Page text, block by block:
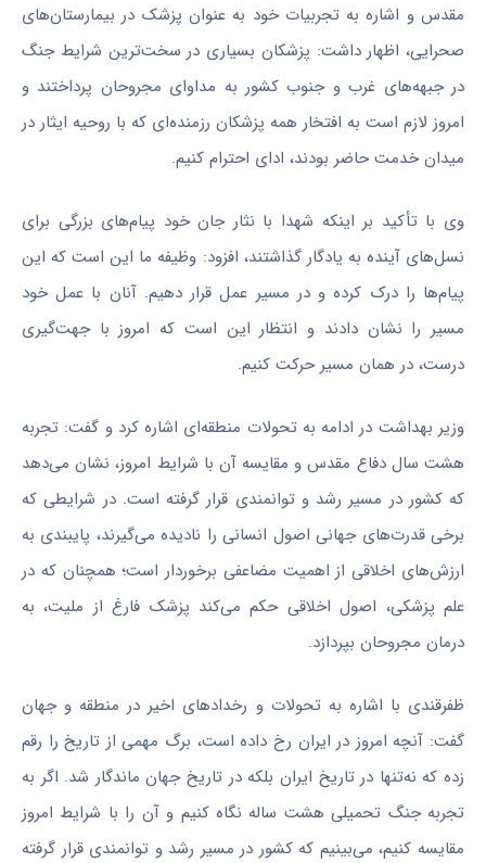
مقدس و اشاره به تجربیات خود به عنوان پزشک در بیمارستان‌های
صحرایی، اظهار داشت: پزشکان بسیاری در سخت‌ترین شرایط جنگ
در جبهه‌های غرب و جنوب کشور به مداوای مجروحان پرداختند و
امروز لازم است به افتخار همه پزشکان رزمنده‌ای که با روحیه ایثار در
میدان خدمت حاضر بودند، ادای احترام کنیم.
وی با تأکید بر اینکه شهدا با نثار جان خود پیام‌های بزرگی برای
نسل‌های آینده به یادگار گذاشتند، افزود: وظیفه ما این است که این
پیام‌ها را درک کرده و در مسیر عمل قرار دهیم. آنان با عمل خود
مسیر را نشان دادند و انتظار این است که امروز با جهت‌گیری
درست، در همان مسیر حرکت کنیم.
وزیر بهداشت در ادامه به تحولات منطقه‌ای اشاره کرد و گفت: تجربه
هشت سال دفاع مقدس و مقایسه آن با شرایط امروز، نشان می‌دهد
که کشور در مسیر رشد و توانمندی قرار گرفته است. در شرایطی که
برخی قدرت‌های جهانی اصول انسانی را نادیده می‌گیرند، پایبندی به
ارزش‌های اخلاقی از اهمیت مضاعفی برخوردار است؛ همچنان که در
علم پزشکی، اصول اخلاقی حکم می‌کند پزشک فارغ از ملیت، به
درمان مجروحان بپردازد.
ظفرقندی با اشاره به تحولات و رخدادهای اخیر در منطقه و جهان
گفت: آنچه امروز در ایران رخ داده است، برگ مهمی از تاریخ را رقم
زده که نه‌تنها در تاریخ ایران بلکه در تاریخ جهان ماندگار شد. اگر به
تجربه جنگ تحمیلی هشت‌ ساله نگاه کنیم و آن را با شرایط امروز
مقایسه کنیم، می‌بینیم که کشور در مسیر رشد و توانمندی قرار گرفته